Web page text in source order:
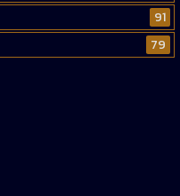
91
79